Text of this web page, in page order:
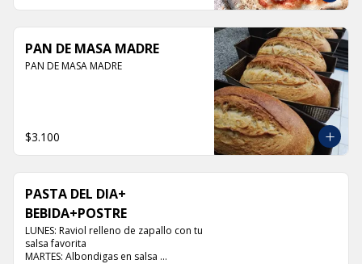
PAN DE MASA MADRE
PAN DE MASA MADRE
$3.100
PASTA DEL DIA+
BEBIDA+POSTRE
LUNES: Raviol relleno de zapallo con tu
salsa favorita
MARTES: Albondigas en salsa